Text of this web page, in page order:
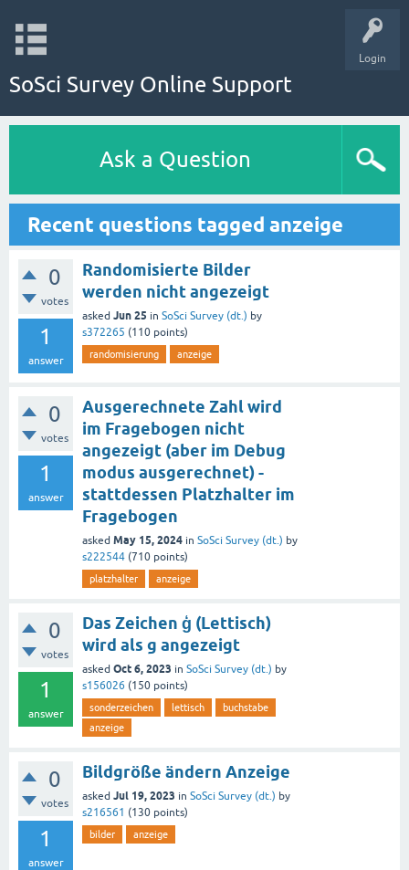
Login
SoSci Survey Online Support
Ask a Question
Recent questions tagged anzeige
0
votes
1
answer
Randomisierte Bilder
werden nicht angezeigt
asked Jun 25 in SoSci Survey (dt.) by
s372265 (110 points)
randomisierung anzeige
0
votes
1
answer
Ausgerechnete Zahl wird
im Fragebogen nicht
angezeigt (aber im Debug
modus ausgerechnet) -
stattdessen Platzhalter im
Fragebogen
asked May 15, 2024 in SoSci Survey (dt.) by
s222544 (710 points)
platzhalter anzeige
0
votes
1
answer
Das Zeichen ģ (Lettisch)
wird als g angezeigt
asked Oct 6, 2023 in SoSci Survey (dt.) by
s156026 (150 points)
sonderzeichen lettisch
buchstabe
anzeige
0
votes
1
answer
Bildgröße ändern Anzeige
asked Jul 19, 2023 in SoSci Survey (dt.) by
s216561 (130 points)
bilder anzeige